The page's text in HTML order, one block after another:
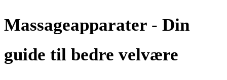
Massageapparater - Din
guide til bedre velvære